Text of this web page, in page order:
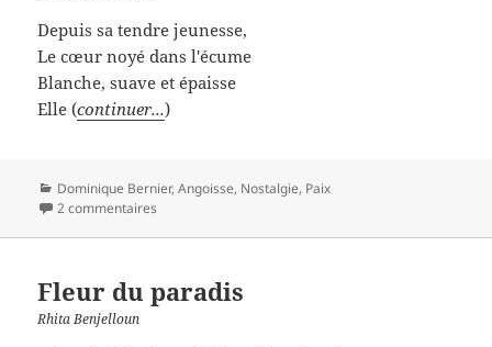
Depuis sa tendre jeunesse,
Le cœur noyé dans l'écume
Blanche, suave et épaisse
Elle (continuer...)
Catégories
Dominique Bernier,Angoisse, Nostalgie, Paix
2 commentaires
Fleur du paradis
Rhita Benjelloun